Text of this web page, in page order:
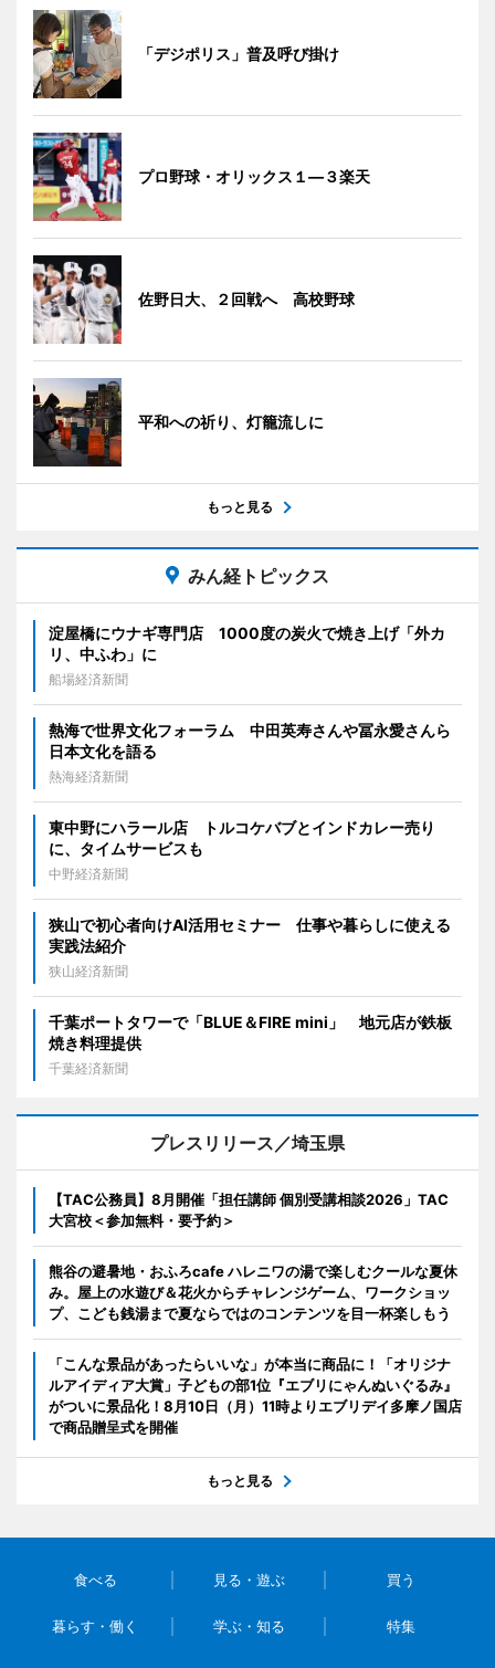
「デジポリス」普及呼び掛け
プロ野球・オリックス１―３楽天
佐野日大、２回戦へ 高校野球
平和への祈り、灯籠流しに
もっと見る
みん経トピックス
淀屋橋にウナギ専門店 1000度の炭火で焼き上げ「外カ
リ、中ふわ」に
船場経済新聞
熱海で世界文化フォーラム 中田英寿さんや冨永愛さんら
日本文化を語る
熱海経済新聞
東中野にハラール店 トルコケバブとインドカレー売り
に、タイムサービスも
中野経済新聞
狭山で初心者向けAI活用セミナー 仕事や暮らしに使える
実践法紹介
狭山経済新聞
千葉ポートタワーで「BLUE＆FIRE mini」 地元店が鉄板
焼き料理提供
千葉経済新聞
プレスリリース／埼玉県
【TAC公務員】8月開催「担任講師 個別受講相談2026」TAC
大宮校＜参加無料・要予約＞
熊谷の避暑地・おふろcafe ハレニワの湯で楽しむクールな夏休
み。屋上の水遊び＆花火からチャレンジゲーム、ワークショッ
プ、こども銭湯まで夏ならではのコンテンツを目一杯楽しもう
「こんな景品があったらいいな」が本当に商品に！「オリジナ
ルアイディア大賞」子どもの部1位『エブリにゃんぬいぐるみ』
がついに景品化！8月10日（月）11時よりエブリデイ多摩ノ国店
で商品贈呈式を開催
もっと見る
食べる 見る・遊ぶ 買う
暮らす・働く 学ぶ・知る 特集